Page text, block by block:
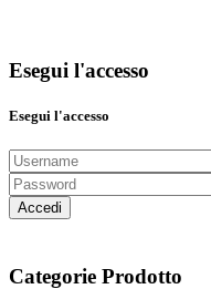
Esegui l'accesso
Esegui l'accesso
Accedi
Categorie Prodotto